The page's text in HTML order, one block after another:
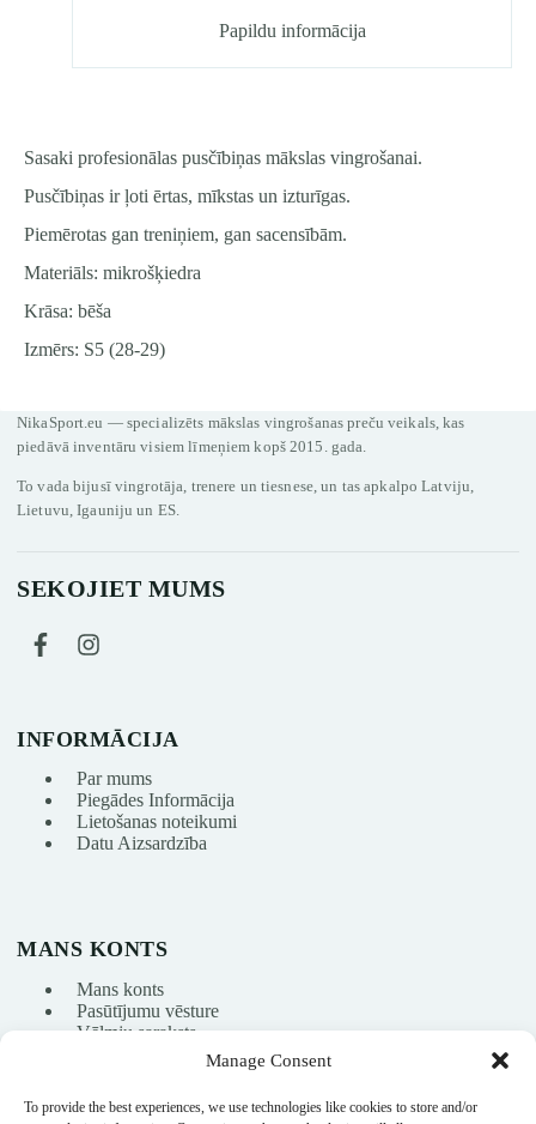
Manage Consent
To provide the best experiences, we use technologies like cookies to store and/or
Papildu informācija
Sasaki profesionālas pusčībiņas mākslas vingrošanai.
Pusčībiņas ir ļoti ērtas, mīkstas un izturīgas.
Piemērotas gan treniņiem, gan sacensībām.
Materiāls: mikrošķiedra
Krāsa: bēša
Izmērs: S5 (28-29)
NikaSport.eu — specializēts mākslas vingrošanas preču veikals, kas
piedāvā inventāru visiem līmeņiem kopš 2015. gada.
To vada bijusī vingrotāja, trenere un tiesnese, un tas apkalpo Latviju,
Lietuvu, Igauniju un ES.
SEKOJIET MUMS
INFORMĀCIJA
Par mums
Piegādes Informācija
Lietošanas noteikumi
Datu Aizsardzība
MANS KONTS
Mans konts
Pasūtījumu vēsture
Vēlmju saraksts
info@nikasport.eu